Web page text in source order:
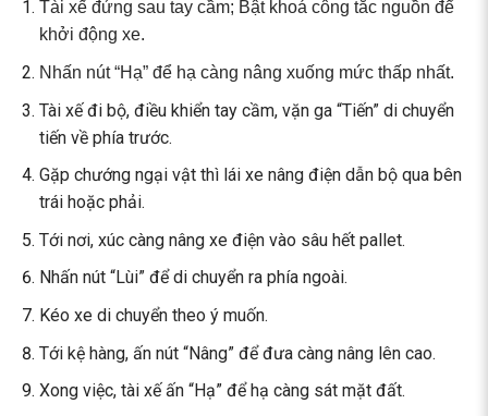
Tài xế đứng sau tay cầm; Bật khoá công tắc nguồn để
khởi động xe.
Nhấn nút “Hạ” để hạ càng nâng xuống mức thấp nhất.
Tài xế đi bộ, điều khiển tay cầm, vặn ga “Tiến” di chuyển
tiến về phía trước.
Gặp chướng ngại vật thì lái xe nâng điện dẫn bộ qua bên
trái hoặc phải.
Tới nơi, xúc càng nâng xe điện vào sâu hết pallet.
Nhấn nút “Lùi” để di chuyển ra phía ngoài.
Kéo xe di chuyển theo ý muốn.
Tới kệ hàng, ấn nút “Nâng” để đưa càng nâng lên cao.
Xong việc, tài xế ấn “Hạ” để hạ càng sát mặt đất.